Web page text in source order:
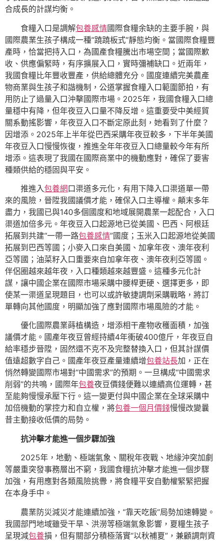
合成長的計謀均衡。
食糧入口是調解包養感情國際食糧余缺的主要手腕，與
國際農業生孩子構成一種“蹺蹺板式”靜態均衡。當國際食糧豐
產時，恰當把持入口，為國產食糧騰出市場空間；當國際歉
收、供應偏緊時，有序擴展入口，實時彌補缺口。近兩年，
我國食糧比年豐收豐產，供給總體充分。國度連續完美農產
物商業與生孩子和諧機制，公道掌握食糧入口範圍節拍，有
用防止了過量入口沖擊國際市場。2025年，我國食糧入口總
量穩中有降，但年夜豆入口量不降反增。這重要受中美經貿
關系動搖影響，年夜豆入口不斷定原此刻，她看到了什麼？
因增添。2025年上半年從巴西采購年夜豆較多，下半年美國
年夜豆入口慢慢恢復，推進全年年夜豆入口總量較今年有所
增添。這表現了我國在國際商業中的機動應對，確保了要害
種類供給的穩固與平安。
推進入包養網 口渠道多元化，有用下降入口渠道單一帶
來的風險，晉陞我國議價才能，確保入口主導權。顛末多年
盡力，我國已與140多個國度和地域展開農業一起配合，入口
渠道加倍多元。年夜豆入口起源地已從美國、巴西、阿根廷
拓展到共建“一帶一路包養感情”國度；玉米入口起源地從美國
拓展到巴西等國；小麥入口來自美國、加拿年夜、澳年夜利
亞等國；油菜籽入口重要來自加拿年夜、澳年夜利亞等國。
伴侶圈越來越年夜，入口種類越來越豐盛。這種多元化計
謀，讓中國企業在國際市場采購中腰桿更硬、選擇更多，即
使某一渠道呈現題目，也可以或許敏捷調劑采購戰略，將訂
單轉向其他國度，明顯加強了應對國際市場風險的才能。
優化國際農業蒔植構造，增添相干產物收穫面積，加強
議價才能。國產年夜豆曾經持續4年衝破400億斤，年夜豆自
給率穩步晉陞，固然還不克不及完整替換入口，但其計謀價
值遠超數字自己。國產年夜豆產量連續增包養站長加，正在
悄然轉變國際市場對“中國需求”的預期。一旦構成“中國需求
削弱”的共鳴，國際年包養夜豆價錢便難以連續高位運轉，甚
至能夠慢慢承壓下行。這一變更付與中國企業在全球采購中
加倍機動的掌控力和自立權，將包養一個月價錢慢慢改變曩
昔主動接收低價的局勢。
抗沖擊才能進一個步驟加強
2025年，地動、極端氣象、關稅年夜戰、地緣沖突加劇
等嚴重突發事務層出不窮，我國食糧抗沖擊才能進一個步驟
加強，有用應對各類風險挑釁，將食糧平安自動權緊緊把握
在本身手中。
農業防災減災才能連續加強，“靠天吃飯”局勢加速轉變。
我國部門地域雖受干旱、洪澇等極端氣象影響，夏糧生孩子
呈現減包養損，但有關部分積極落實“以秋補夏”，兼顧調劑資